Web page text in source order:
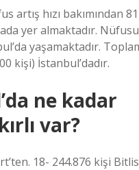
artış hızı bakımından
yer almaktadır.
yaşamaktadır.
kişi) İstanbul’dadır.
ne kadar
var?
18- 244.876 kişi